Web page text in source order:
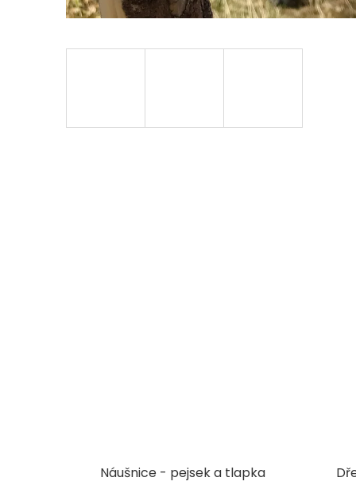
Náušnice - pejsek a tlapka